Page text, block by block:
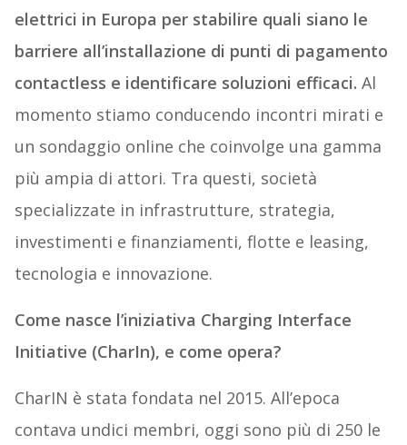
elettrici in Europa per stabilire quali siano le
barriere all’installazione di punti di pagamento
contactless e identificare soluzioni efficaci. Al
momento stiamo conducendo incontri mirati e
un sondaggio online che coinvolge una gamma
più ampia di attori. Tra questi, società
specializzate in infrastrutture, strategia,
investimenti e finanziamenti, flotte e leasing,
tecnologia e innovazione.
Come nasce l’iniziativa Charging Interface
Initiative (CharIn), e come opera?
CharIN è stata fondata nel 2015. All’epoca
contava undici membri, oggi sono più di 250 le